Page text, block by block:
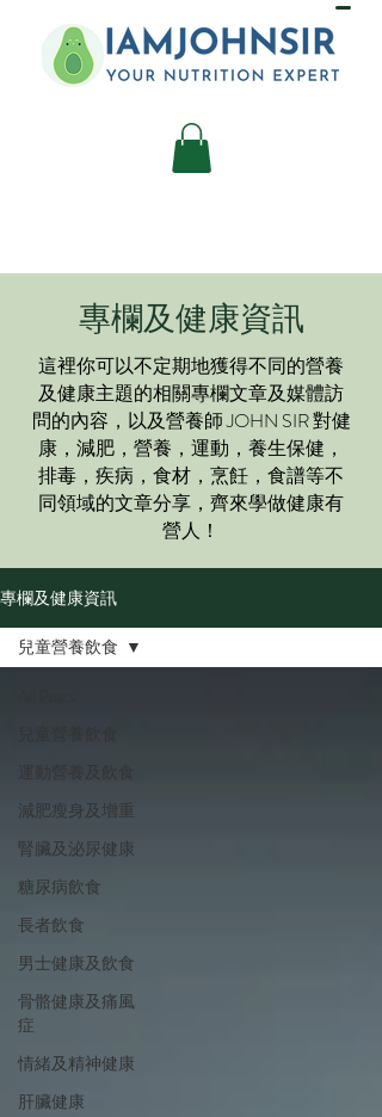
專欄及健康資訊
這裡你可以不定期地獲得不同的營養
及健康主題的相關專欄文章及媒體訪
問的內容，以及營養師 JOHN SIR 對健
康，減肥，營養，運動，養生保健，
排毒，疾病，食材，烹飪，食譜等不
同領域的文章分享，齊來學做健康有
營人！
專欄及健康資訊
運動營養及飲食
減肥瘦身及增重
腎臟及泌尿健康
糖尿病飲食
長者飲食
男士健康及飲食
骨骼健康及痛風
症
情緒及精神健康
肝臟健康
兒童營養飲食